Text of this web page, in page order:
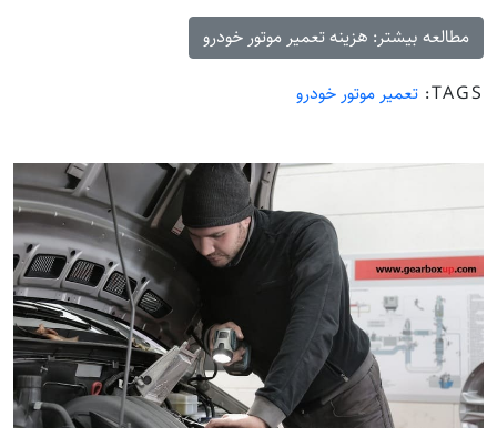
مطالعه بیشتر: هزینه تعمیر موتور خودرو
TAGS: تعمیر موتور خودرو